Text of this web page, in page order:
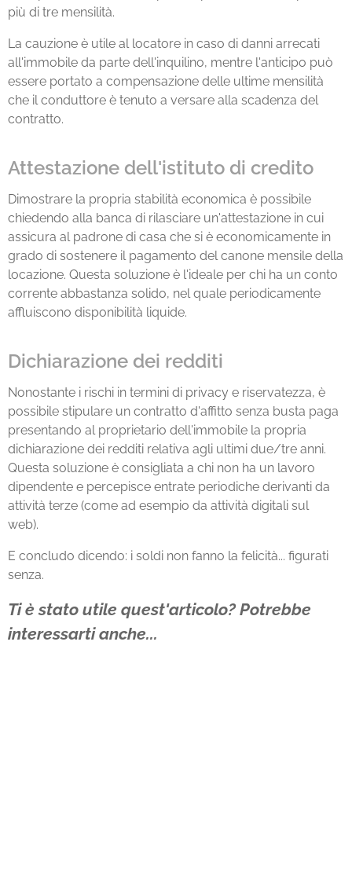
più di tre mensilità.
La cauzione è utile al locatore in caso di danni arrecati
all'immobile da parte dell'inquilino, mentre l'anticipo può
essere portato a compensazione delle ultime mensilità
che il conduttore è tenuto a versare alla scadenza del
contratto.
Attestazione dell'istituto di credito
Dimostrare la propria stabilità economica è possibile
chiedendo alla banca di rilasciare un'attestazione in cui
assicura al padrone di casa che si è economicamente in
grado di sostenere il pagamento del canone mensile della
locazione. Questa soluzione è l'ideale per chi ha un conto
corrente abbastanza solido, nel quale periodicamente
affluiscono disponibilità liquide.
Dichiarazione dei redditi
Nonostante i rischi in termini di privacy e riservatezza, è
possibile stipulare un contratto d'affitto senza busta paga
presentando al proprietario dell'immobile la propria
dichiarazione dei redditi relativa agli ultimi due/tre anni.
Questa soluzione è consigliata a chi non ha un lavoro
dipendente e percepisce entrate periodiche derivanti da
attività terze (come ad esempio da attività digitali sul
web).
E concludo dicendo: i soldi non fanno la felicità... figurati
senza.
Ti è stato utile quest'articolo? Potrebbe
interessarti anche...